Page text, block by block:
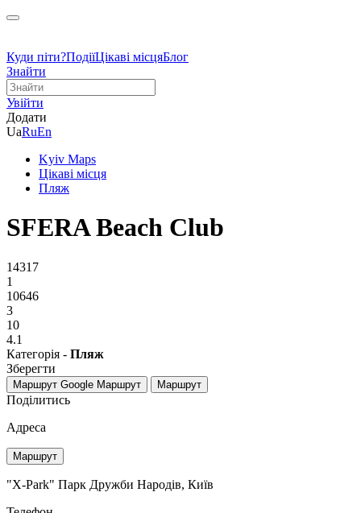
Куди піти?ПодіїЦікаві місцяБлог
Знайти
Увійти
Додати
UaRuEn
Kyiv Maps
Цікаві місця
Пляж
SFERA Beach Club
14317
1
10646
3
10
4.1
Категорія - Пляж
Зберегти
Маршрут Google Маршрут Маршрут
Поділитись
Адреса
Маршрут
"X-Park" Парк Дружби Народів, Київ